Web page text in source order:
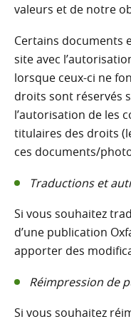
valeurs et de notre
Certains documents
site avec
lorsque ceux-ci ne
droits sont réservés
l’autorisation de les
titulaires des droits
ces documents/
Traductions et
Si vous souhaitez
d’une publication
apporter des
Réimpression de
Si vous souhaitez